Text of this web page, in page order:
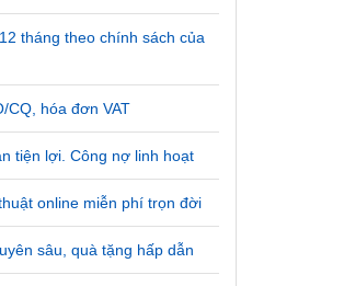
tháng theo chính sách của
CQ, hóa đơn VAT
tiện lợi. Công nợ linh hoạt
online miễn phí trọn đời
sâu, quà tặng hấp dẫn